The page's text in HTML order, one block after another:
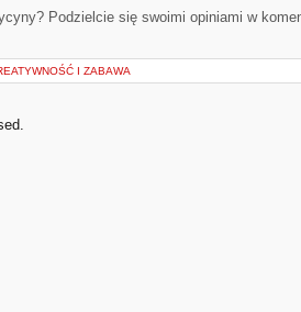
Podzielcie się swoimi opiniami w
I ZABAWA